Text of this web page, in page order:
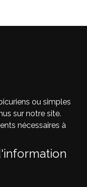
ou simples
sur notre site.
nécessaires à